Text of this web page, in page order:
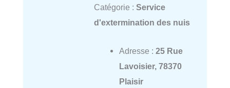
Catégorie : Service
d'extermination des nuis
Adresse : 25 Rue
Lavoisier, 78370
Plaisir